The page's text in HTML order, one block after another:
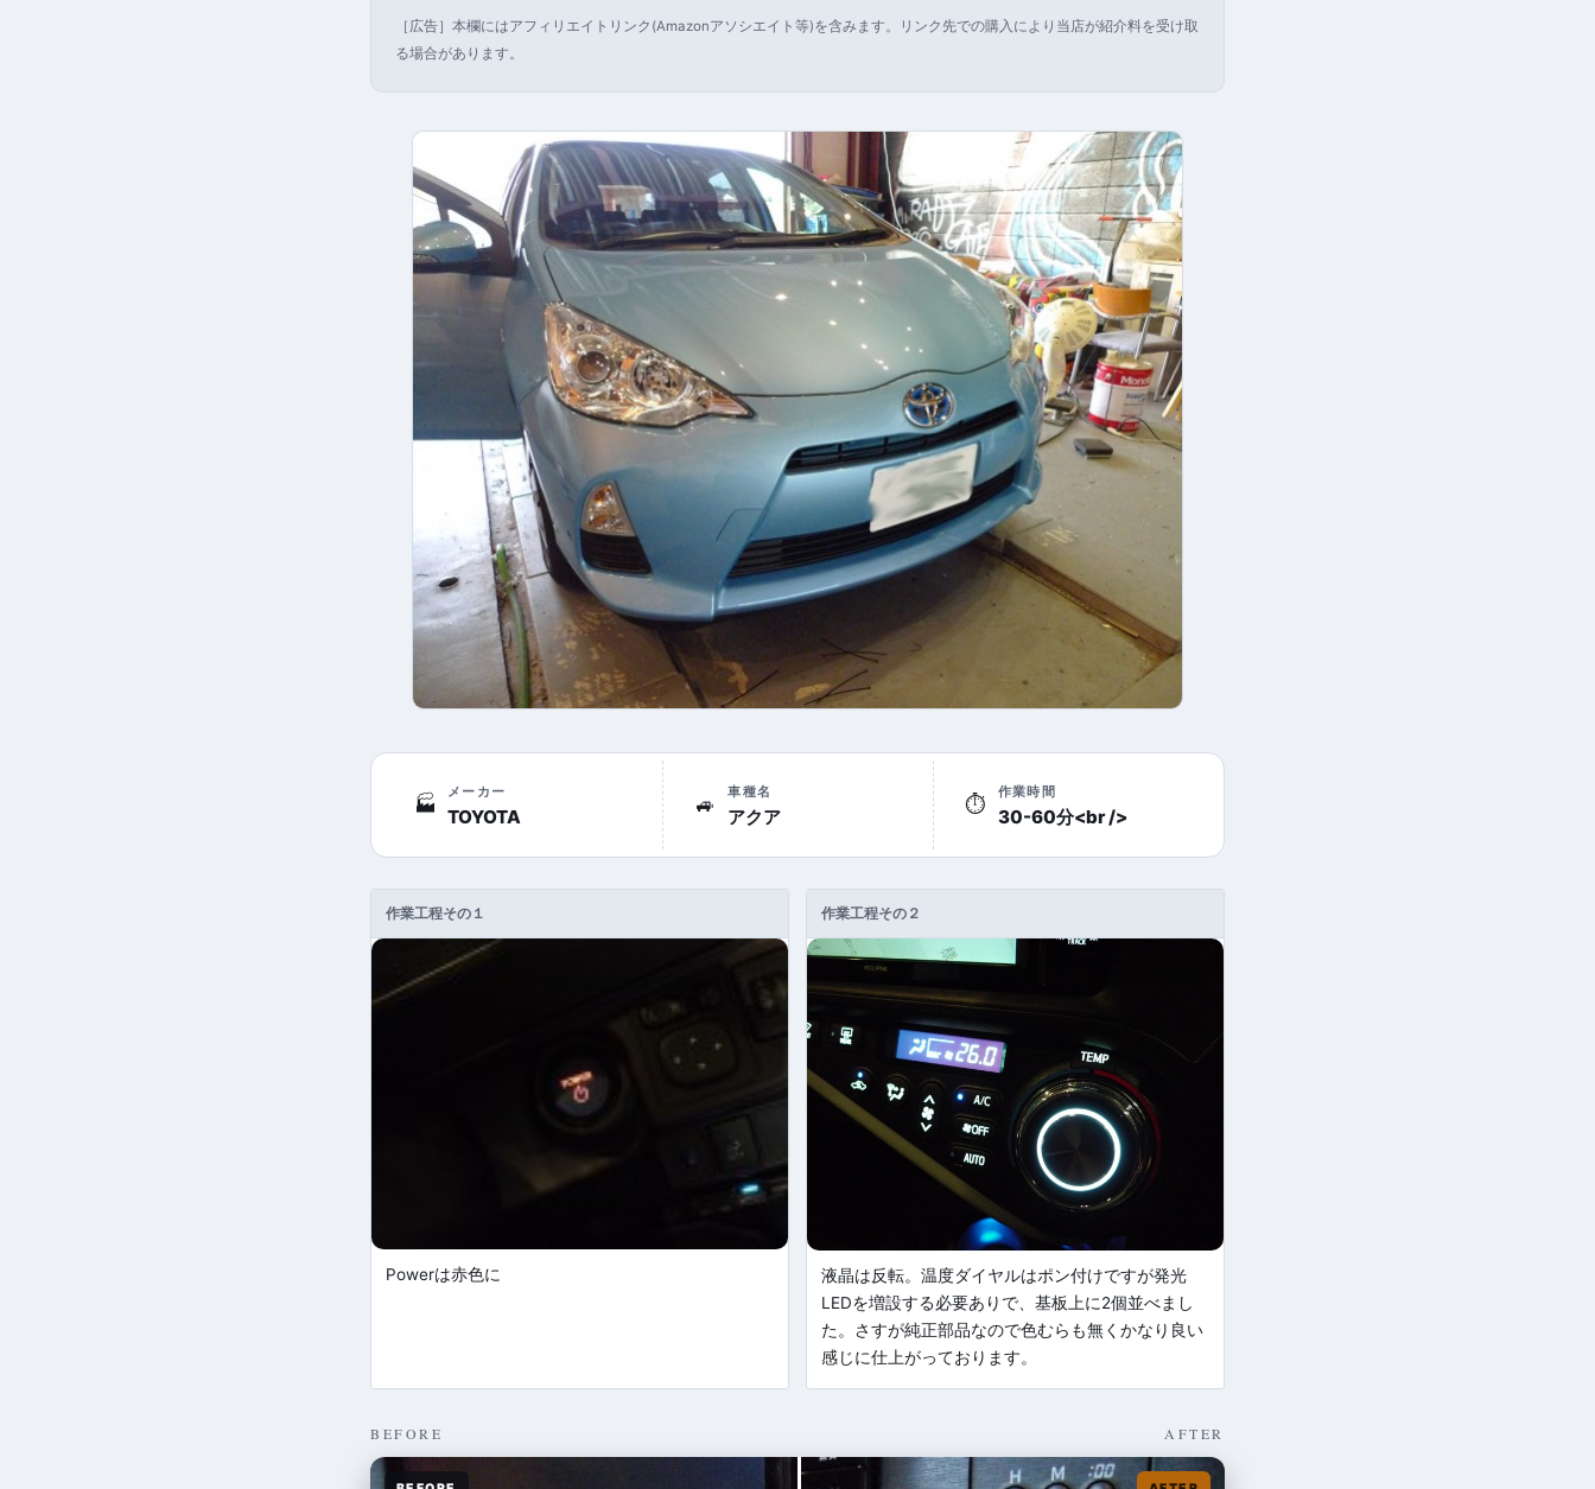
［広告］本欄にはアフィリエイトリンク(Amazonアソシエイト等)を含みます。リンク先での購入により当店が紹介料を受け取
る場合があります。
🏭
メーカー
TOYOTA
🚙
車種名
アクア
⏱
作業時間
30-60分<br />
作業工程その１
Powerは赤色に
作業工程その２
液晶は反転。温度ダイヤルはポン付けですが発光
LEDを増設する必要ありで、基板上に2個並べまし
た。さすが純正部品なので色むらも無くかなり良い
感じに仕上がっております。
BEFORE AFTER